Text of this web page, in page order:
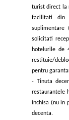
turist direct la
facilitati din
suplimentare
solicitati
hotelurile de
restituie/
pentru
- Tinuta
restaurantele
inchisa (nu in
decenta.